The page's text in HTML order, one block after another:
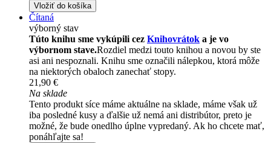
Vložiť do košíka
Čítaná
výborný stav
Túto knihu sme vykúpili cez Knihovrátok a je vo
výbornom stave.Rozdiel medzi touto knihou a novou by ste
asi ani nespoznali. Knihu sme označili nálepkou, ktorá môže
na niektorých obaloch zanechať stopy.
21,90 €
Na sklade
Tento produkt síce máme aktuálne na sklade, máme však už
iba posledné kusy a ďalšie už nemá ani distribútor, preto je
možné, že bude onedlho úplne vypredaný. Ak ho chcete mať,
ponáhľajte sa!